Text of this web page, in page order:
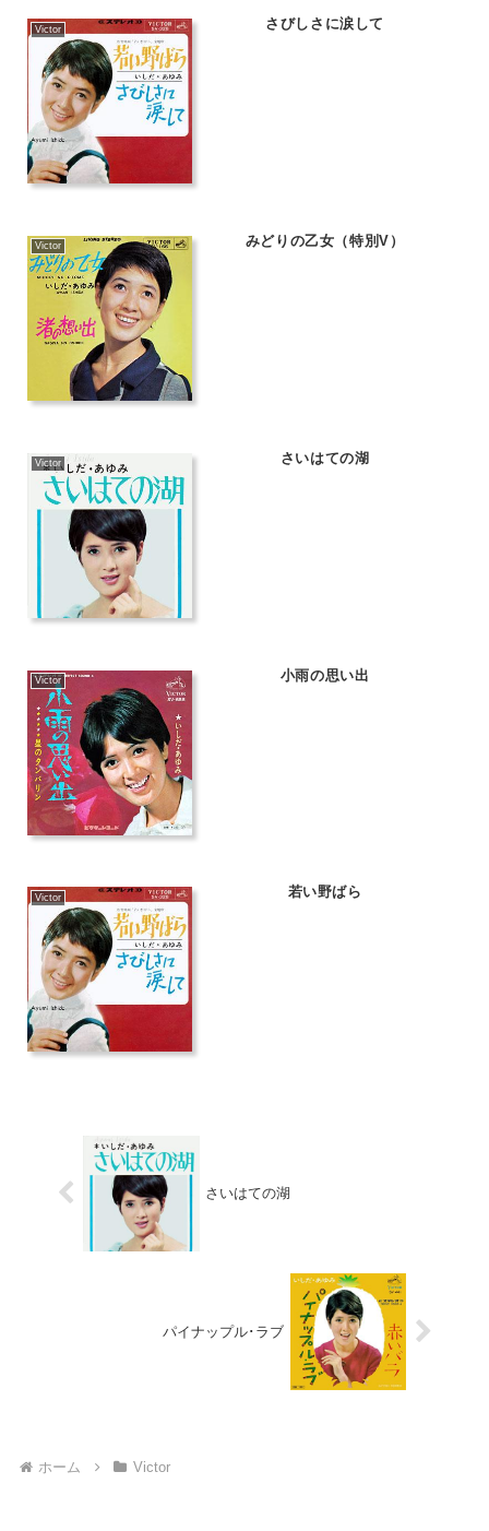
Victor さびしさに涙して
Victor みどりの乙女（特別V）
Victor さいはての湖
Victor 小雨の思い出
Victor 若い野ばら
さいはての湖
パイナップル･ラブ
ホーム Victor